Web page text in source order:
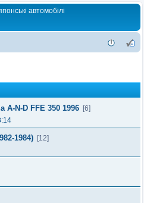
автомобілі
A-N-D FFE 350 1996 [6]
1984) [12]